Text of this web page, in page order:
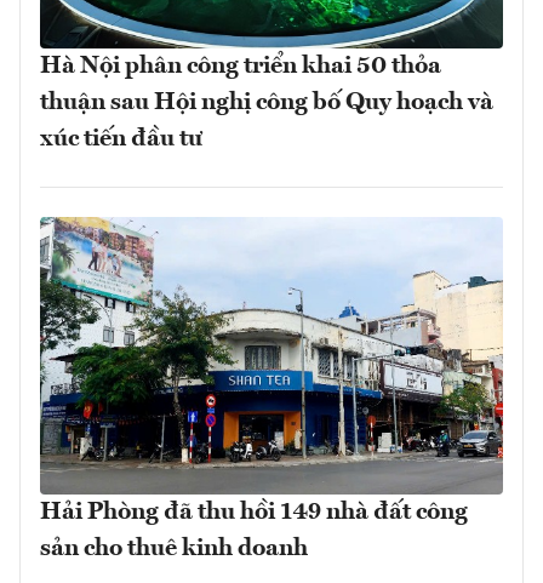
Hà Nội phân công triển khai 50 thỏa
thuận sau Hội nghị công bố Quy hoạch và
xúc tiến đầu tư
Hải Phòng đã thu hồi 149 nhà đất công
sản cho thuê kinh doanh